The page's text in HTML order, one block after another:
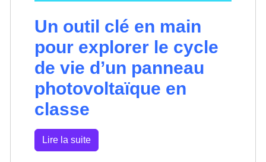
Un outil clé en main
pour explorer le cycle
de vie d’un panneau
photovoltaïque en
classe
Lire la suite